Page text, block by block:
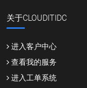
关于CLOUDITIDC
进入客户中心
查看我的服务
进入工单系统